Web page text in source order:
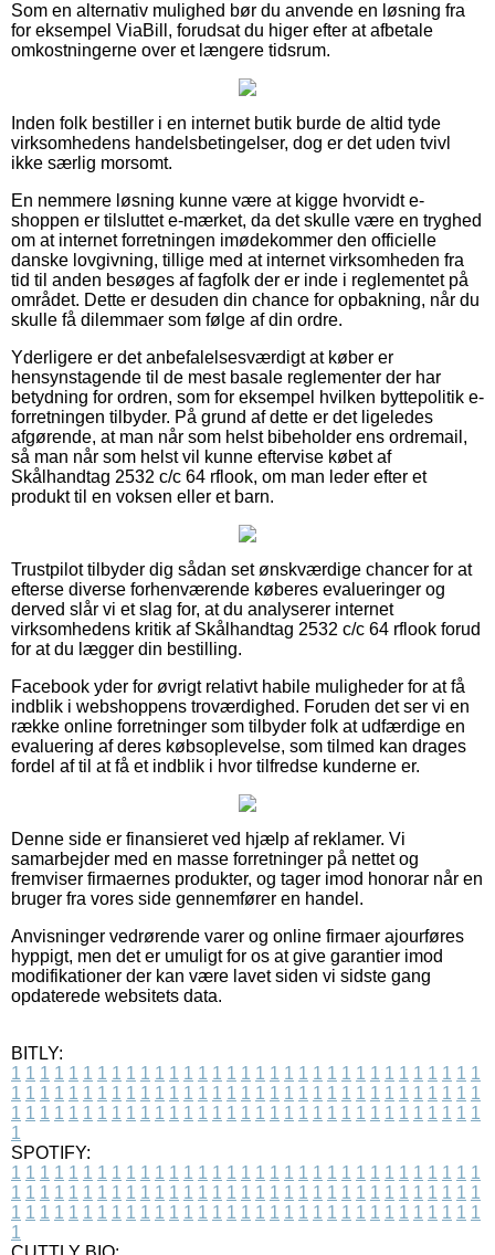
Som en alternativ mulighed bør du anvende en løsning fra
for eksempel ViaBill, forudsat du higer efter at afbetale
omkostningerne over et længere tidsrum.
Inden folk bestiller i en internet butik burde de altid tyde
virksomhedens handelsbetingelser, dog er det uden tvivl
ikke særlig morsomt.
En nemmere løsning kunne være at kigge hvorvidt e-
shoppen er tilsluttet e-mærket, da det skulle være en tryghed
om at internet forretningen imødekommer den officielle
danske lovgivning, tillige med at internet virksomheden fra
tid til anden besøges af fagfolk der er inde i reglementet på
området. Dette er desuden din chance for opbakning, når du
skulle få dilemmaer som følge af din ordre.
Yderligere er det anbefalelsesværdigt at køber er
hensynstagende til de mest basale reglementer der har
betydning for ordren, som for eksempel hvilken byttepolitik e-
forretningen tilbyder. På grund af dette er det ligeledes
afgørende, at man når som helst bibeholder ens ordremail,
så man når som helst vil kunne eftervise købet af
Skålhandtag 2532 c/c 64 rflook, om man leder efter et
produkt til en voksen eller et barn.
Trustpilot tilbyder dig sådan set ønskværdige chancer for at
efterse diverse forhenværende køberes evalueringer og
derved slår vi et slag for, at du analyserer internet
virksomhedens kritik af Skålhandtag 2532 c/c 64 rflook forud
for at du lægger din bestilling.
Facebook yder for øvrigt relativt habile muligheder for at få
indblik i webshoppens troværdighed. Foruden det ser vi en
række online forretninger som tilbyder folk at udfærdige en
evaluering af deres købsoplevelse, som tilmed kan drages
fordel af til at få et indblik i hvor tilfredse kunderne er.
Denne side er finansieret ved hjælp af reklamer. Vi
samarbejder med en masse forretninger på nettet og
fremviser firmaernes produkter, og tager imod honorar når en
bruger fra vores side gennemfører en handel.
Anvisninger vedrørende varer og online firmaer ajourføres
hyppigt, men det er umuligt for os at give garantier imod
modifikationer der kan være lavet siden vi sidste gang
opdaterede websitets data.
BITLY:
1 1 1 1 1 1 1 1 1 1 1 1 1 1 1 1 1 1 1 1 1 1 1 1 1 1 1 1 1 1 1 1 1
1 1 1 1 1 1 1 1 1 1 1 1 1 1 1 1 1 1 1 1 1 1 1 1 1 1 1 1 1 1 1 1 1
1 1 1 1 1 1 1 1 1 1 1 1 1 1 1 1 1 1 1 1 1 1 1 1 1 1 1 1 1 1 1 1 1
1
SPOTIFY:
1 1 1 1 1 1 1 1 1 1 1 1 1 1 1 1 1 1 1 1 1 1 1 1 1 1 1 1 1 1 1 1 1
1 1 1 1 1 1 1 1 1 1 1 1 1 1 1 1 1 1 1 1 1 1 1 1 1 1 1 1 1 1 1 1 1
1 1 1 1 1 1 1 1 1 1 1 1 1 1 1 1 1 1 1 1 1 1 1 1 1 1 1 1 1 1 1 1 1
1